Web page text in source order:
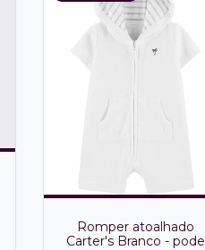
Romper atoalhado
Carter's Branco - pode